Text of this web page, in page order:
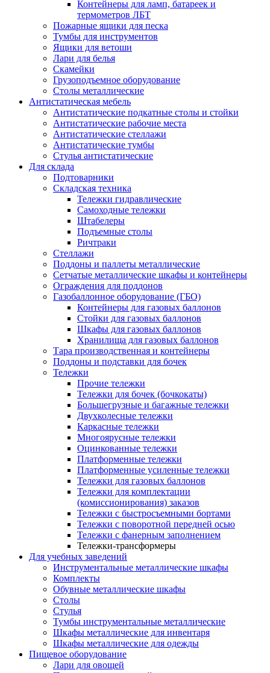
Контейнеры для ламп, батареек и
термометров ЛБТ
Пожарные ящики для песка
Тумбы для инструментов
Ящики для ветоши
Лари для белья
Скамейки
Грузоподъемное оборудование
Столы металлические
Антистатическая мебель
Антистатические подкатные столы и стойки
Антистатические рабочие места
Антистатические стеллажи
Антистатические тумбы
Стулья антистатические
Для склада
Подтоварники
Складская техника
Тележки гидравлические
Самоходные тележки
Штабелеры
Подъемные столы
Ричтраки
Стеллажи
Поддоны и паллеты металлические
Сетчатые металлические шкафы и контейнеры
Ограждения для поддонов
Газобаллонное оборудование (ГБО)
Контейнеры для газовых баллонов
Стойки для газовых баллонов
Шкафы для газовых баллонов
Хранилища для газовых баллонов
Тара производственная и контейнеры
Поддоны и подставки для бочек
Тележки
Прочие тележки
Тележки для бочек (бочкокаты)
Большегрузные и багажные тележки
Двухколесные тележки
Каркасные тележки
Многоярусные тележки
Оцинкованные тележки
Платформенные тележки
Платформенные усиленные тележки
Тележки для газовых баллонов
Тележки для комплектации
(комиссионирования) заказов
Тележки с быстросъемными бортами
Тележки с поворотной передней осью
Тележки с фанерным заполнением
Тележки-трансформеры
Для учебных заведений
Инструментальные металлические шкафы
Комплекты
Обувные металлические шкафы
Столы
Стулья
Тумбы инструментальные металлические
Шкафы металлические для инвентаря
Шкафы металлические для одежды
Пищевое оборудование
Лари для овощей